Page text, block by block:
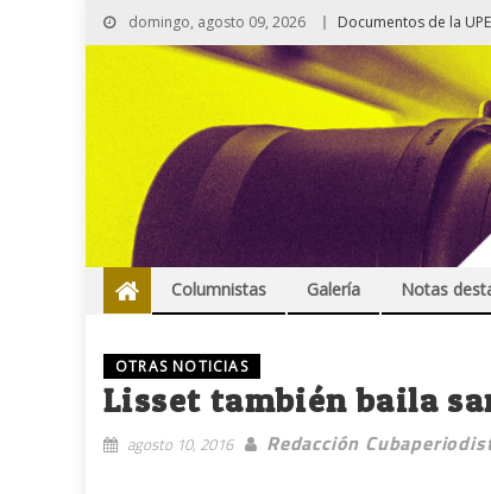
domingo, agosto 09, 2026 Documentos de la
Columnistas Galería Notas
OTRAS NOTICIAS
Lisset también baila
agosto 10, 2016 Redacción